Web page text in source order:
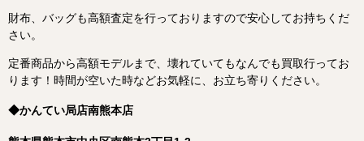
財布、バッグも高額査定を行っておりますので安心してお持ちくだ
さい。
定番商品から高額モデルまで、壊れていてもなんでも買取行ってお
ります！ 時間が空いた時などお気軽に、お立ち寄りください。
◆かんてい局店南熊本店